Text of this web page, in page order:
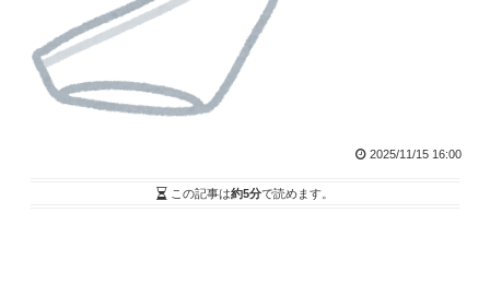
2025/11/15 16:00
この記事は約5分で読めます。